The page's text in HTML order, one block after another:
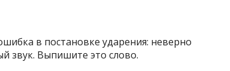
в постановке ударения: неверно
звук. Выпишите это слово.